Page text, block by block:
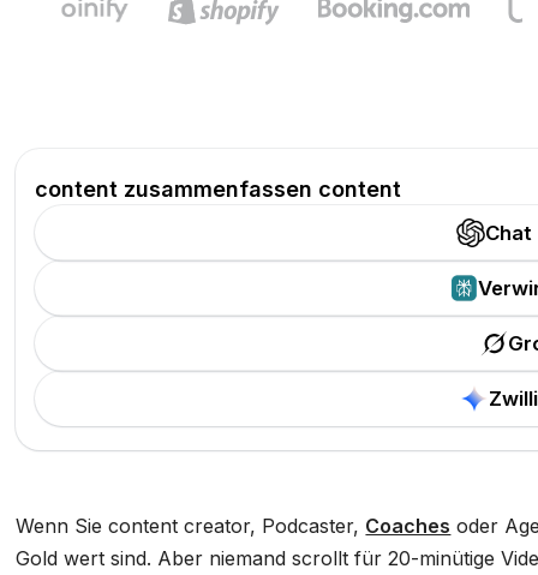
content zusammenfassen content
Chat
Wenn Sie content creator, Podcaster, Coaches oder
Gold wert sind. Aber niemand scrollt für 20-minütige